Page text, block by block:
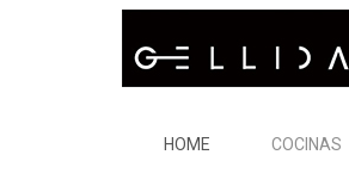
HOME COCINAS